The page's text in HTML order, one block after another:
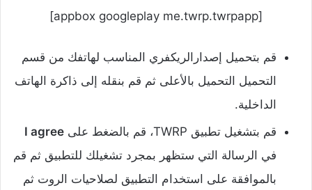
[appbox googleplay me.twrp.twrpapp]
قم بتحميل إصدارالريكفري المناسب لهاتفك من قسم
التحميل التحميل بالأعلى ثم قم بنقله إلى ذاكرة الهاتف
الداخلية.
قم بتشغيل تطبيق TWRP، قم بالضغط على
I agree
في الرسالة التي ستظهر بمجرد تشغيلك للتطبيق ثم قم
بالموافقة على استخدام التطبيق لصلاحيات الروت ثم